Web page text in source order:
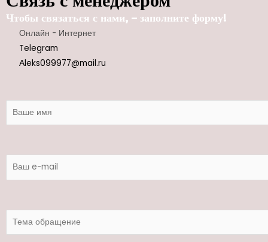
Чтобы связаться с нами, – заполните форму!
Онлайн - Интернет
Telegram
Аleks099977@mail.ru